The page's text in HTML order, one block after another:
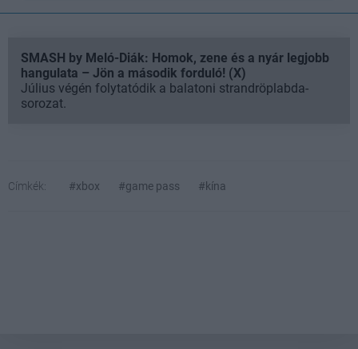
SMASH by Meló-Diák: Homok, zene és a nyár legjobb
hangulata – Jön a második forduló! (X)
Július végén folytatódik a balatoni strandröplabda-
sorozat.
Címkék: #xbox #game pass #kína